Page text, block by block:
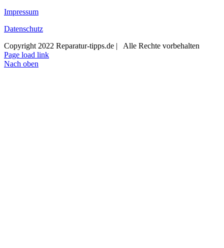
Impressum
Datenschutz
Copyright 2022 Reparatur-tipps.de | Alle Rechte vorbehalten
Page load link
Nach oben